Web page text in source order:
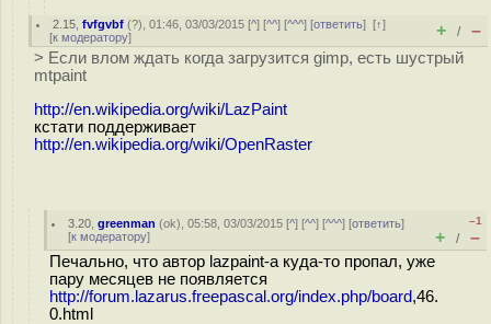
2.15 ,fvfgvbf (?), 01:46, 03/03/2015 [^] [^^] [^^^] [ответить][↑]
[к модератору] + / –
> Если влом ждать когда загрузится gimp, есть шустрый
mtpaint
http://en.wikipedia.org/wiki/LazPaint
кстати поддерживает
http://en.wikipedia.org/wiki/OpenRaster
3.20 ,greenman (ok), 05:58, 03/03/2015 [^] [^^] [^^^] [ответить]
[к модератору]
–1
+ / –
Печально, что автор lazpaint-а куда-то пропал, уже
пару месяцев не появляется
http://forum.lazarus.freepascal.org/index.php/board,46.
0.html